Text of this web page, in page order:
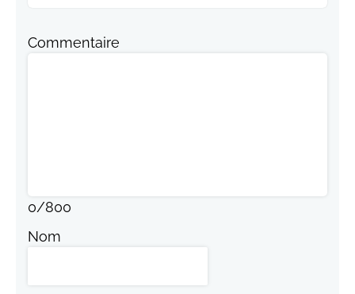
Commentaire
0/800
Nom